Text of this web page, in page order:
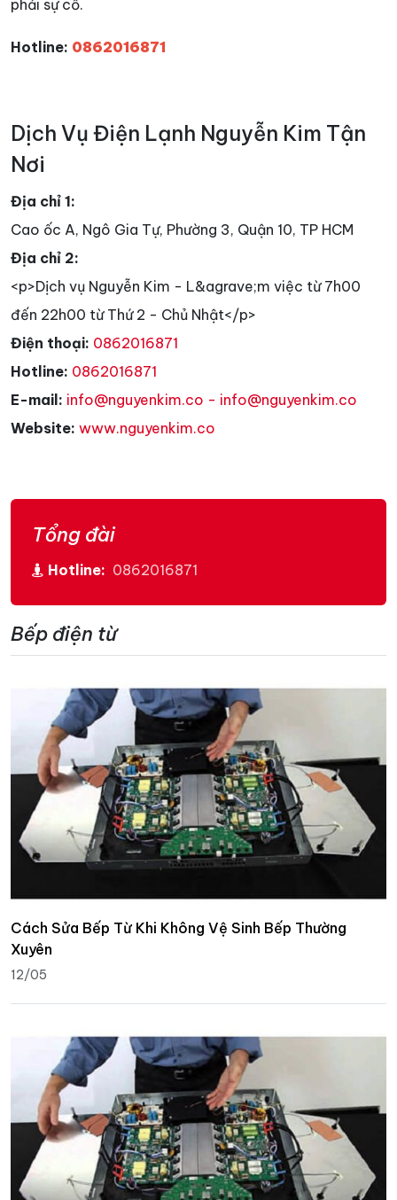
phải sự cố.
Hotline: 0862016871
Dịch Vụ Điện Lạnh Nguyễn Kim Tận
Nơi
Địa chỉ 1:
Cao ốc A, Ngô Gia Tự, Phường 3, Quận 10, TP HCM
Địa chỉ 2:
<p>Dịch vụ Nguyễn Kim - L&agrave;m việc từ 7h00
đến 22h00 từ Thứ 2 - Chủ Nhật</p>
Điện thoại: 0862016871
Hotline: 0862016871
E-mail: info@nguyenkim.co - info@nguyenkim.co
Website: www.nguyenkim.co
Tổng đài
Hotline: 0862016871
Bếp điện từ
Cách Sửa Bếp Từ Khi Không Vệ Sinh Bếp Thường
Xuyên
12/05